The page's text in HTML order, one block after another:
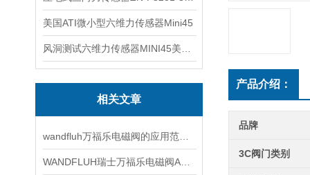
美国ATI微小型六维力传感器Mini45
相关文章
产品介绍：
品牌
3C阀门类别